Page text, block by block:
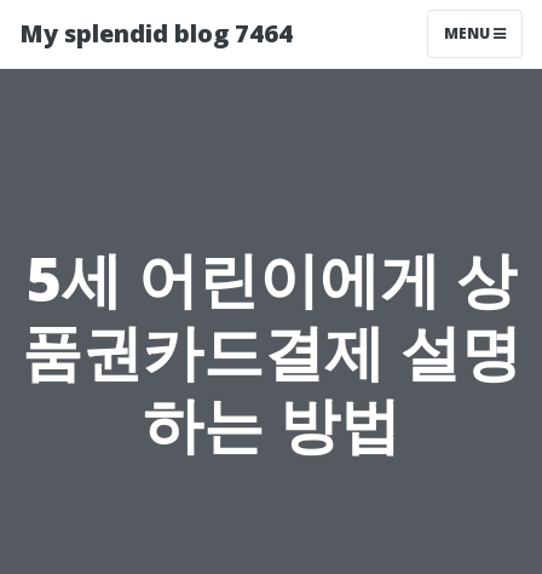
My splendid blog 7464 MENU
5세 어린이에게 상
품권카드결제 설명
하는 방법